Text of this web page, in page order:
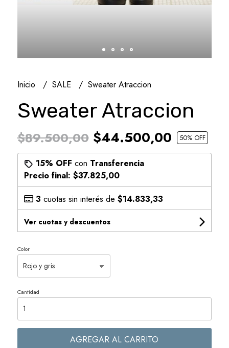
Inicio SALE Sweater Atraccion
Sweater Atraccion
$89.500,00$44.500,00 50% OFF
15% OFF con Transferencia
Precio final: $37.825,00
3 cuotas sin interés de $14.833,33
Ver cuotas y descuentos
Color
Cantidad
AGREGAR AL CARRITO